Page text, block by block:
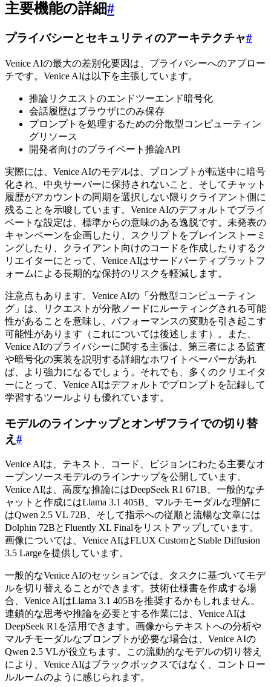
主要機能の詳細#
プライバシーとセキュリティのアーキテクチャ#
Venice AIの最大の差別化要因は、プライバシーへのアプロー
チです。Venice AIは以下を主張しています。
推論リクエストのエンドツーエンド暗号化
会話履歴はブラウザにのみ保存
プロンプトを処理するための分散型コンピューティン
グリソース
開発者向けのプライベート推論API
実際には、Venice AIのモデルは、プロンプトが転送中に暗号
化され、中央サーバーに保持されないこと、そしてチャット
履歴がアカウントの同期を選択しない限りクライアント側に
残ることを示唆しています。Venice AIのデフォルトでプライ
ベートな設定は、標準からの意味のある逸脱です。未発表の
キャンペーンを企画したり、スクリプトをブレインストーミ
ングしたり、クライアント向けのコードを作成したりするク
リエイターにとって、Venice AIはサードパーティプラットフ
ォームによる長期的な保持のリスクを軽減します。
注意点もあります。Venice AIの「分散型コンピューティン
グ」は、リクエストが分散ノードにルーティングされる可能
性があることを意味し、パフォーマンスの変動を引き起こす
可能性があります（これについては後述します）。また、
Venice AIのプライバシーに関する主張は、第三者による監査
や暗号化の実装を説明する詳細なホワイトペーパーがあれ
ば、より強力になるでしょう。それでも、多くのクリエイタ
ーにとって、Venice AIはデフォルトでプロンプトを記録して
学習するツールよりも優れています。
モデルのラインナップとオンザフライでの切り替
え #
Venice AIは、テキスト、コード、ビジョンにわたる主要なオ
ープンソースモデルのラインナップを公開しています。
Venice AIは、高度な推論にはDeepSeek R1 671B、一般的なチ
ャットと作成にはLlama 3.1 405B、マルチモーダルな理解に
はQwen 2.5 VL 72B、そして指示への従順と流暢な文章には
Dolphin 72BとFluently XL Finalをリストアップしています。
画像については、Venice AIはFLUX CustomとStable Diffusion
3.5 Largeを提供しています。
一般的なVenice AIのセッションでは、タスクに基づいてモデ
ルを切り替えることができます。技術仕様書を作成する場
合、Venice AIはLlama 3.1 405Bを推奨するかもしれません。
連鎖的な思考や推論を必要とする作業には、Venice AIは
DeepSeek R1を活用できます。画像からテキストへの分析や
マルチモーダルなプロンプトが必要な場合は、Venice AIの
Qwen 2.5 VLが役立ちます。この流動的なモデルの切り替え
により、Venice AIはブラックボックスではなく、コントロー
ルルームのように感じられます。